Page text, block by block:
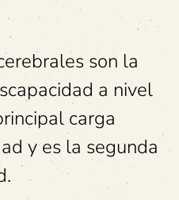
son la
a nivel
carga
y es la segunda